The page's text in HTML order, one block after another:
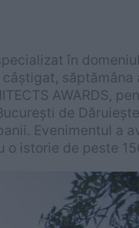
în
săptămâna
AWARDS,
de
Evenimentul a
istorie de peste